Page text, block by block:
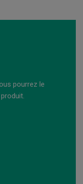
pourrez le